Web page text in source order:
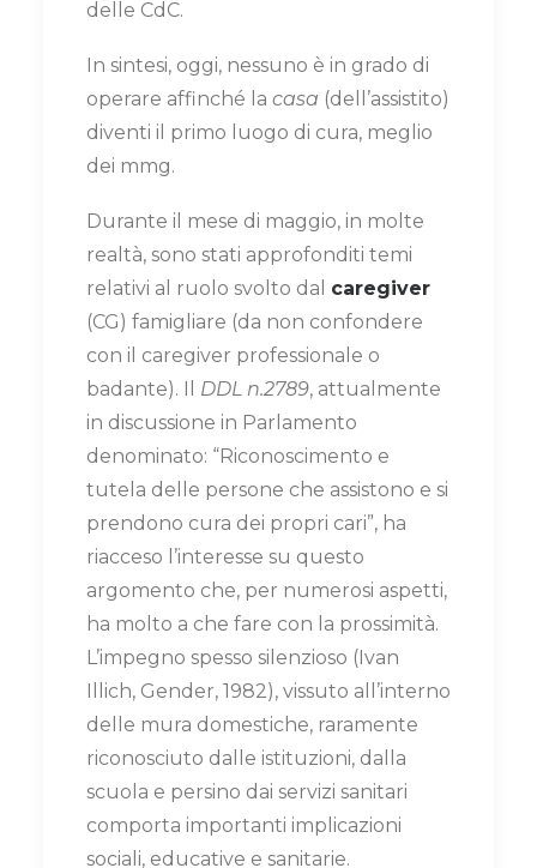
delle CdC.
In sintesi, oggi, nessuno è in grado di
operare affinché la casa (dell’assistito)
diventi il primo luogo di cura, meglio
dei mmg.
Durante il mese di maggio, in molte
realtà, sono stati approfonditi temi
relativi al ruolo svolto dal caregiver
(CG) famigliare (da non confondere
con il caregiver professionale o
badante). Il DDL n.2789, attualmente
in discussione in Parlamento
denominato: “Riconoscimento e
tutela delle persone che assistono e si
prendono cura dei propri cari”, ha
riacceso l’interesse su questo
argomento che, per numerosi aspetti,
ha molto a che fare con la prossimità.
L’impegno spesso silenzioso (Ivan
Illich, Gender, 1982), vissuto all’interno
delle mura domestiche, raramente
riconosciuto dalle istituzioni, dalla
scuola e persino dai servizi sanitari
comporta importanti implicazioni
sociali, educative e sanitarie.